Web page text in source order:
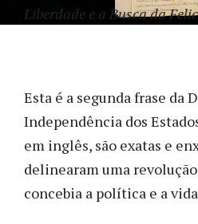
Liberdade e a Busca da
Esta é a segunda frase da
Independência dos
em inglês, são exatas e
delinearam uma
concebia a política e a